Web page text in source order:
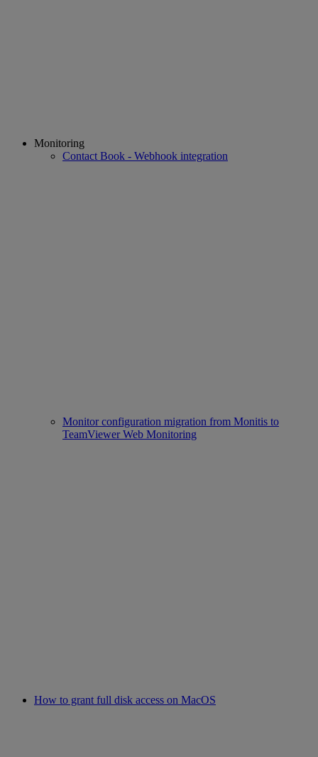
Monitoring
Contact Book - Webhook integration
Monitor configuration migration from Monitis to
TeamViewer Web Monitoring
How to grant full disk access on MacOS